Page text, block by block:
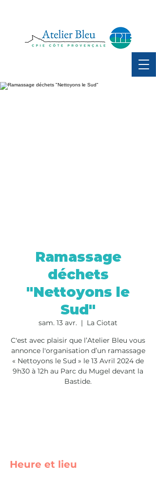
Ramassage
déchets
"Nettoyons le
Sud"
sam. 13 avr.
  |
La Ciotat
C'est avec plaisir que l’Atelier Bleu vous
annonce l'organisation d’un ramassage
« Nettoyons le Sud » le 13 Avril 2024 de
9h30 à 12h au Parc du Mugel devant la
Bastide.
Heure et lieu